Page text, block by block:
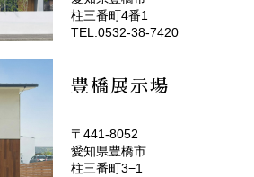
(EMOTOP豊橋)
柱三番町4番1
TEL:0532-38-7420
豊橋展示場
〒441-8052
愛知県豊橋市
柱三番町3−1